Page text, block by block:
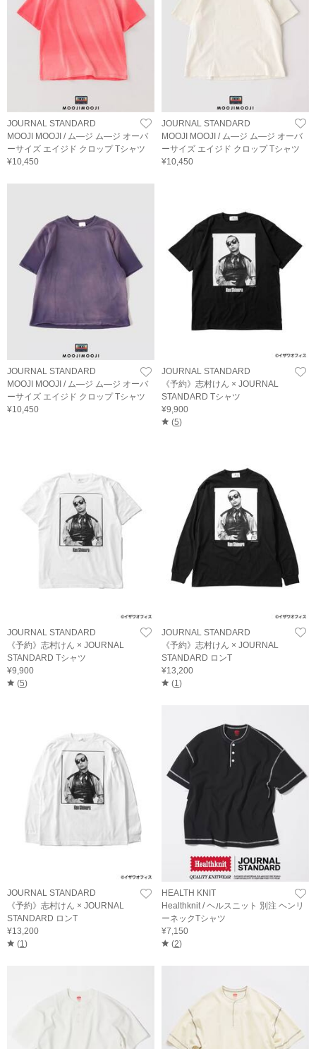
JOURNAL STANDARD
MOOJI MOOJI / ム―ジ ム―ジ オーバ
ーサイズ エイジド クロップ Tシャツ
¥10,450
JOURNAL STANDARD
MOOJI MOOJI / ム―ジ ム―ジ オーバ
ーサイズ エイジド クロップ Tシャツ
¥10,450
JOURNAL STANDARD
MOOJI MOOJI / ム―ジ ム―ジ オーバ
ーサイズ エイジド クロップ Tシャツ
¥10,450
JOURNAL STANDARD
《予約》志村けん × JOURNAL
STANDARD Tシャツ
¥9,900
(5)
JOURNAL STANDARD
《予約》志村けん × JOURNAL
STANDARD Tシャツ
¥9,900
(5)
JOURNAL STANDARD
《予約》志村けん × JOURNAL
STANDARD ロンT
¥13,200
(1 )
JOURNAL STANDARD
《予約》志村けん × JOURNAL
STANDARD ロンT
¥13,200
(1)
HEALTH KNIT
Healthknit / ヘルスニット 別注 ヘンリ
ーネックTシャツ
¥7,150
(2)